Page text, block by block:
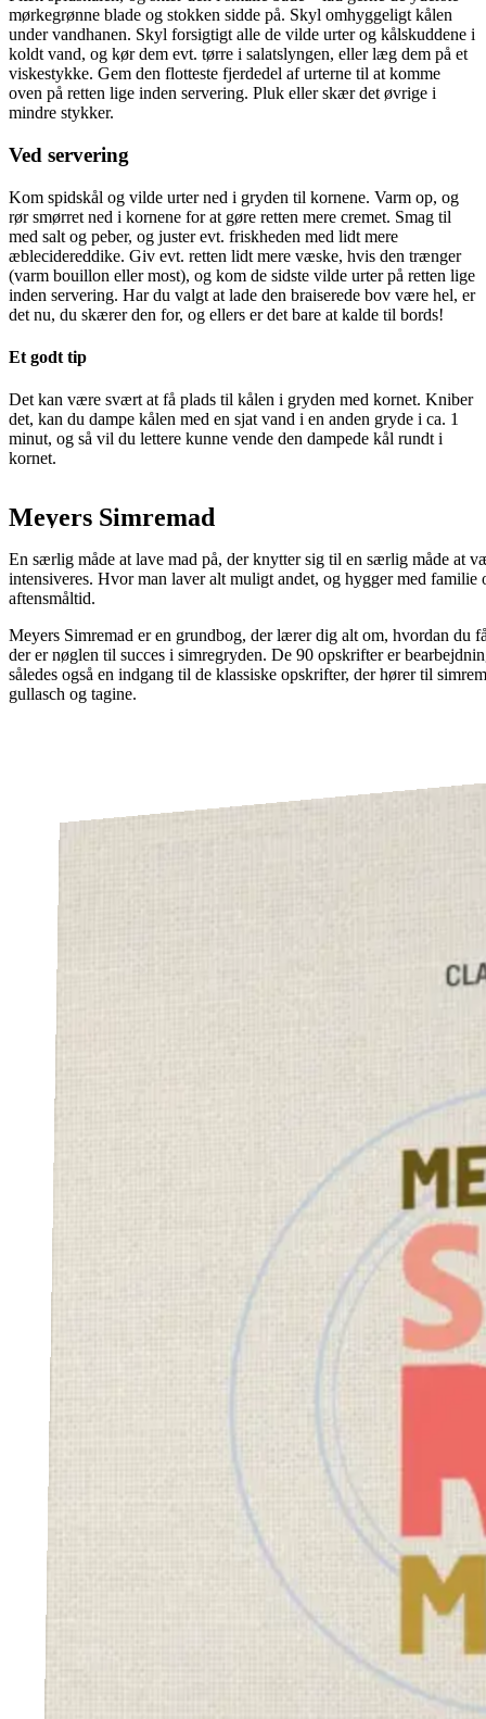
mørkegrønne blade og stokken sidde på. Skyl omhyggeligt kålen
under vandhanen. Skyl forsigtigt alle de vilde urter og kålskuddene i
koldt vand, og kør dem evt. tørre i salatslyngen, eller læg dem på et
viskestykke. Gem den flotteste fjerdedel af urterne til at komme
oven på retten lige inden servering. Pluk eller skær det øvrige i
mindre stykker.
Ved servering
Kom spidskål og vilde urter ned i gryden til kornene. Varm op, og
rør smørret ned i kornene for at gøre retten mere cremet. Smag til
med salt og peber, og juster evt. friskheden med lidt mere
æblecidereddike. Giv evt. retten lidt mere væske, hvis den trænger
(varm bouillon eller most), og kom de sidste vilde urter på retten lige
inden servering. Har du valgt at lade den braiserede bov være hel, er
det nu, du skærer den for, og ellers er det bare at kalde til bords!
Et godt tip
Det kan være svært at få plads til kålen i gryden med kornet. Kniber
det, kan du dampe kålen med en sjat vand i en anden gryde i ca. 1
minut, og så vil du lettere kunne vende den dampede kål rundt i
kornet.
Meyers Simremad
En særlig måde at lave mad på, der knytter sig til en særlig måde at
intensiveres. Hvor man laver alt muligt andet, og hygger med
aftensmåltid.
Meyers Simremad er en grundbog, der lærer dig alt om, hvordan du
der er nøglen til succes i simregryden. De 90 opskrifter er
således også en indgang til de klassiske opskrifter, der hører til
gullasch og tagine.